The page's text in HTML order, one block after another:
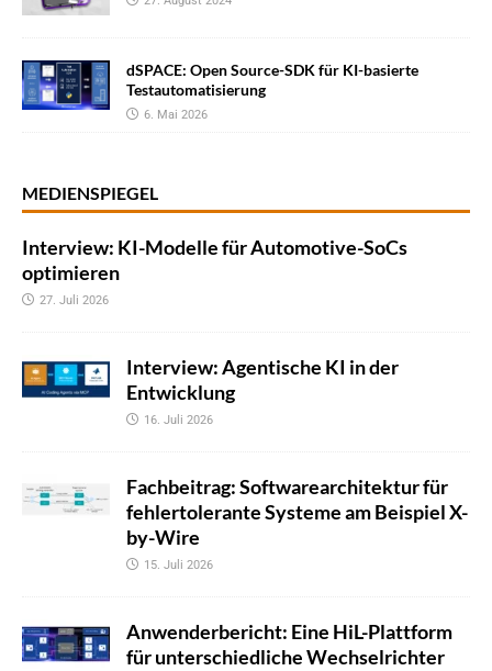
dSPACE: Open Source-SDK für KI-basierte
Testautomatisierung
6. Mai 2026
MEDIENSPIEGEL
Interview: KI-Modelle für Automotive-SoCs
optimieren
27. Juli 2026
Interview: Agentische KI in der
Entwicklung
16. Juli 2026
Fachbeitrag: Softwarearchitektur für
fehlertolerante Systeme am Beispiel X-
by-Wire
15. Juli 2026
Anwenderbericht: Eine HiL-Plattform
für unterschiedliche Wechselrichter